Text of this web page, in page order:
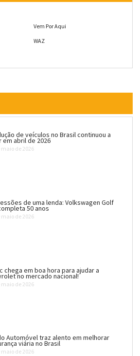
Vem Por Aqui
WAZ
de veículos no Brasil continuou a
em abril de 2026
maio de 2026
de uma lenda: Volkswagen Golf
50 anos
maio de 2026
chega em boa hora para ajudar a
no mercado nacional!
maio de 2026
Automóvel traz alento em melhorar
viária no Brasil
maio de 2026